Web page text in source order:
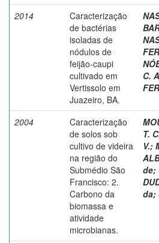
2014
Caracterização
de bactérias
isoladas de
nódulos de
feijão-caupi
cultivado em
Vertissolo em
Juazeiro, BA.
C.
2004
Caracterização
de solos sob
cultivo de videira
na região do
Submédio São
Francisco: 2.
Carbono da
biomassa e
atividade
microbianas.
T.
V.;
de;
da;